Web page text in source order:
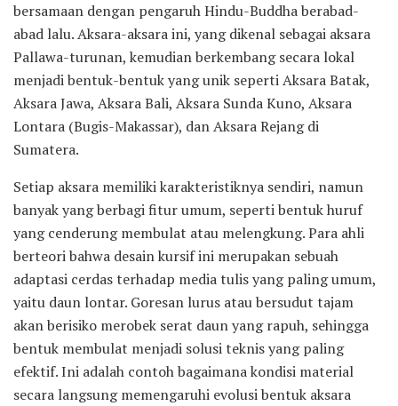
bersamaan dengan pengaruh Hindu-Buddha berabad-
abad lalu. Aksara-aksara ini, yang dikenal sebagai aksara
Pallawa-turunan, kemudian berkembang secara lokal
menjadi bentuk-bentuk yang unik seperti Aksara Batak,
Aksara Jawa, Aksara Bali, Aksara Sunda Kuno, Aksara
Lontara (Bugis-Makassar), dan Aksara Rejang di
Sumatera.
Setiap aksara memiliki karakteristiknya sendiri, namun
banyak yang berbagi fitur umum, seperti bentuk huruf
yang cenderung membulat atau melengkung. Para ahli
berteori bahwa desain kursif ini merupakan sebuah
adaptasi cerdas terhadap media tulis yang paling umum,
yaitu daun lontar. Goresan lurus atau bersudut tajam
akan berisiko merobek serat daun yang rapuh, sehingga
bentuk membulat menjadi solusi teknis yang paling
efektif. Ini adalah contoh bagaimana kondisi material
secara langsung memengaruhi evolusi bentuk aksara